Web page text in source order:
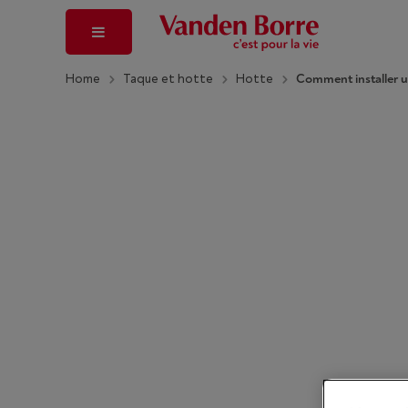
Home Taque et hotte Hotte Comment installer